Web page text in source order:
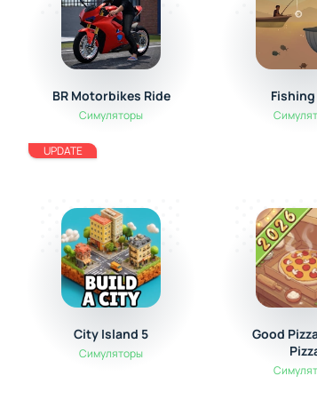
BR Motorbikes Ride
Симуляторы
UPDATE
City Island 5
Симуляторы
Good